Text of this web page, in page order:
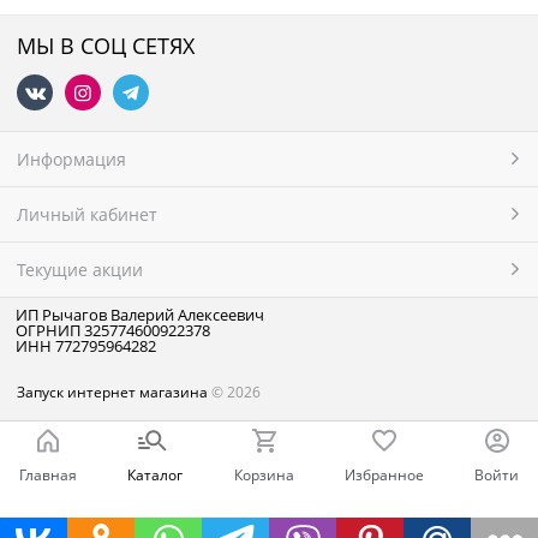
МЫ В СОЦ СЕТЯХ
Информация
Личный кабинет
Текущие акции
ИП Рычагов Валерий Алексеевич
ОГРНИП 325774600922378
ИНН 772795964282
Запуск интернет магазина © 2026
Главная Каталог Корзина Избранное Войти